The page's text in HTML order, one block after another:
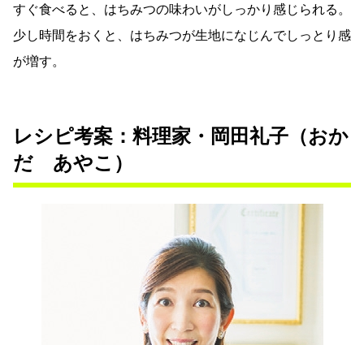
すぐ食べると、はちみつの味わいがしっかり感じられる。
少し時間をおくと、はちみつが生地になじんでしっとり感
が増す。
レシピ考案：料理家・岡田礼子（おか
だ あやこ）